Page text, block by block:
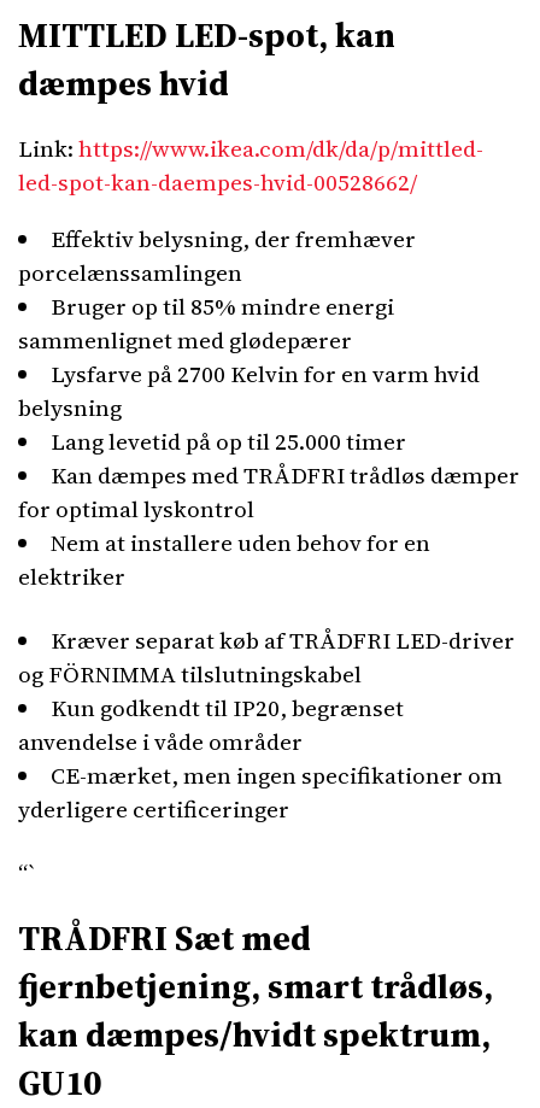
MITTLED LED-spot, kan
dæmpes hvid
Link:https://www.ikea.com/dk/da/p/mittled-
led-spot-kan-daempes-hvid-00528662/
Effektiv belysning, der fremhæver
porcelænssamlingen
Bruger op til 85% mindre energi
sammenlignet med glødepærer
Lysfarve på 2700 Kelvin for en varm hvid
belysning
Lang levetid på op til 25.000 timer
Kan dæmpes med TRÅDFRI trådløs dæmper
for optimal lyskontrol
Nem at installere uden behov for en
elektriker
Kræver separat køb af TRÅDFRI LED-driver
og FÖRNIMMA tilslutningskabel
Kun godkendt til IP20, begrænset
anvendelse i våde områder
CE-mærket, men ingen specifikationer om
yderligere certificeringer
“`
TRÅDFRI Sæt med
fjernbetjening, smart trådløs,
kan dæmpes/hvidt spektrum,
GU10